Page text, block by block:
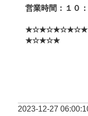
営業時間：１０
★☆★☆★
2023-12-27